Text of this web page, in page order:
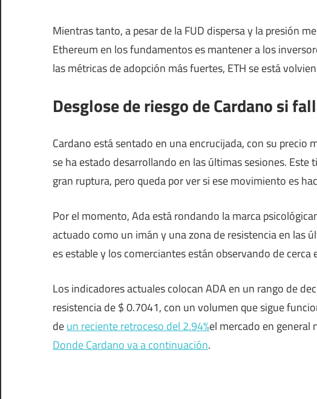
Mientras tanto, a pesar de la FUD dispersa y la presión
Ethereum en los fundamentos es mantener a los
las métricas de adopción más fuertes, ETH se está
Desglose de riesgo de Cardano si
Cardano está sentado en una encrucijada, con su
se ha estado desarrollando en las últimas sesiones.
gran ruptura, pero queda por ver si ese movimiento es
Por el momento, Ada está rondando la marca
actuado como un imán y una zona de resistencia en las
es estable y los comerciantes están observando de
Los indicadores actuales colocan ADA en un rango de
resistencia de $ 0.7041, con un volumen que sigue
deun reciente retroceso del 2.94%el mercado en general
Donde Cardano va a continuación.